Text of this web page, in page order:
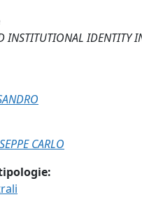
INSTITUTIONAL IDENTITY
CARLO